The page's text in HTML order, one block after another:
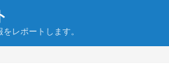
レポートします。